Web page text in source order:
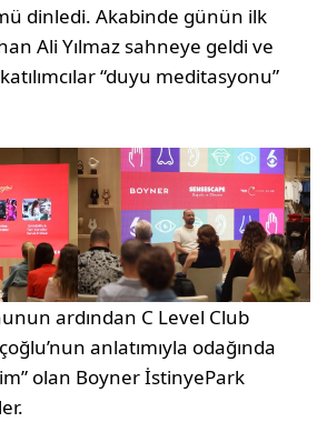
dinledi. Akabinde günün ilk
Ali Yılmaz sahneye geldi ve
“duyu meditasyonu”
ardından C Level Club
anlatımıyla odağında
olan Boyner İstinyePark